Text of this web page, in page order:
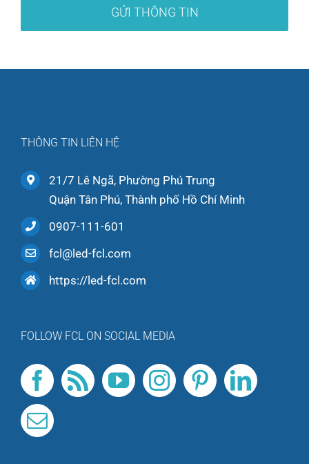
THÔNG TIN LIÊN HỆ
21/7 Lê Ngã, Phường Phú Trung
Quận Tân Phú, Thành phố Hồ Chí Minh
0907-111-601
fcl@led-fcl.com
https://led-fcl.com
FOLLOW FCL ON SOCIAL MEDIA